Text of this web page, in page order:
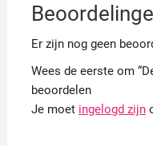
Er zijn nog geen
Wees de eerste om
beoordelen
Je moet ingelogd zijn